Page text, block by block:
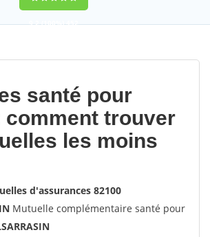
9,2(100%)452
santé pour
comment trouver
les moins
d'assurances 82100
Mutuelle complémentaire santé pour